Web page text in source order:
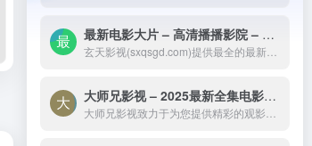
最新电影大片 – 高清播播影院 – 最新好看的电视剧免费在线观看 _ 玄天影视-玄天影视(sxqsgd.com)提供最全的最新电影大片，最热电视剧，韩国电视剧、香港TVB电视剧、韩剧、日剧、美剧、综艺、动漫的在线观看，无需下载任何播放器即可在线免费观看，每天第一时间更新，欢迎影迷到玄天
大师兄影视 – 2025最新全集电影电视剧_高清短剧视频免费在线观看-大师兄影视致力于为您提供精彩的观影选择，包括热门电影、电视剧、短剧、最新综艺节目和经典动漫。我们实时更新影片，确保您能享受最新、最全面的在线电影免费观看，更多高清资源尽在大师兄影院网。